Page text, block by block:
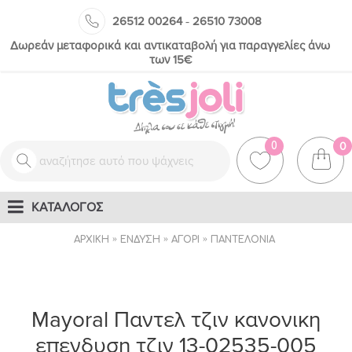
26512 00264- 26510 73008
Δωρεάν μεταφορικά και αντικαταβολή για παραγγελίες άνω
των 15€
0 0
ΚΑΤΑΛΟΓΟΣ
ΑΡΧΙΚΉ ΈΝΔΥΣΗ ΑΓΌΡΙ ΠΑΝΤΕΛΌΝΙΑ
Mayoral Παντελ τζιν κανονικη
επενδυση τζιν 13-02535-005